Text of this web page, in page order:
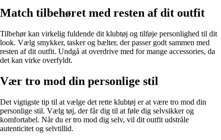
Match tilbehøret med resten af dit outfit
Tilbehør kan virkelig fuldende dit klubtøj og tilføje personlighed til dit
look. Vælg smykker, tasker og bælter, der passer godt sammen med
resten af dit outfit. Undgå at overdrive med for mange accessories, da
det kan virke overfyldt.
Vær tro mod din personlige stil
Det vigtigste tip til at vælge det rette klubtøj er at være tro mod din
personlige stil. Vælg tøj, der får dig til at føle dig selvsikker og
komfortabel. Når du er tro mod dig selv, vil dit outfit udstråle
autenticitet og selvtillid.